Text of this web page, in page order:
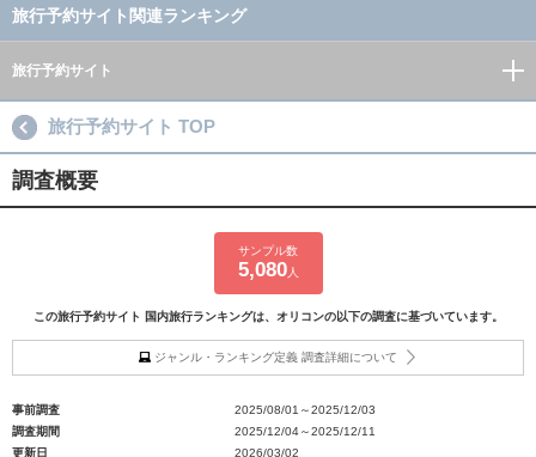
旅行予約サイト関連ランキング
旅行予約サイト
旅行予約サイト TOP
調査概要
サンプル数
5,080人
この旅行予約サイト 国内旅行ランキングは、オリコンの以下の調査に基づいています。
ジャンル・ランキング定義 調査詳細について
事前調査
2025/08/01～2025/12/03
調査期間
2025/12/04～2025/12/11
更新日
2026/03/02